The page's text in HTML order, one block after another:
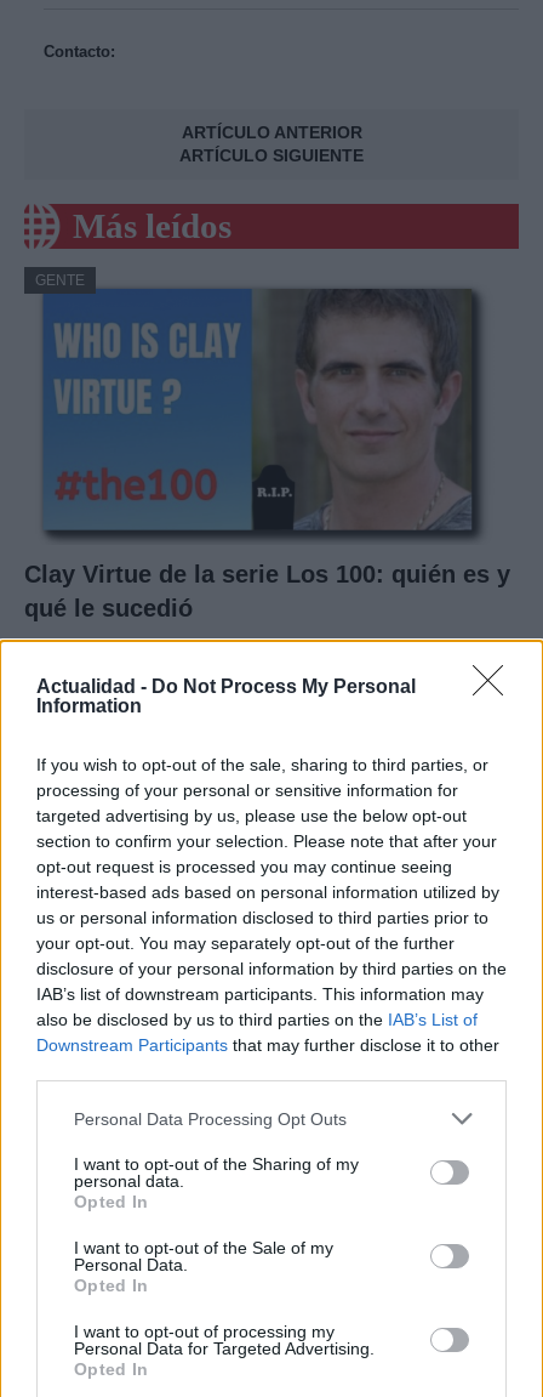
Actualidad - Do Not Process My Personal
Information
If you wish to opt-out of the sale, sharing to third parties, or
processing of your personal or sensitive information for
targeted advertising by us, please use the below opt-out
section to confirm your selection. Please note that after your
opt-out request is processed you may continue seeing
interest-based ads based on personal information utilized by
us or personal information disclosed to third parties prior to
your opt-out. You may separately opt-out of the further
disclosure of your personal information by third parties on the
IAB’s list of downstream participants. This information may
also be disclosed by us to third parties on the IAB’s List of
Downstream Participants that may further disclose it to other
Please note that this website/app uses one or more Google
not limited to your visit or usage behaviour. You may click to
grant or deny consent to Google and its third-party tags to
use your data for below specified purposes in below Google
consent section.
Personal Data Processing Opt Outs
I want to opt-out of the Sharing of my
personal data.
Opted In
I want to opt-out of the Sale of my
Personal Data.
Opted In
I want to opt-out of processing my
Personal Data for Targeted Advertising.
Opted In
Contacto:
ARTÍCULO ANTERIOR
ARTÍCULO SIGUIENTE
Más leídos
GENTE
Clay Virtue de la serie Los 100: quién es y
qué le sucedió
La biografía de Clay Virtue, trabajador que murió…
El notable cambio físico de Isabel Díaz
Ayuso
GENTE